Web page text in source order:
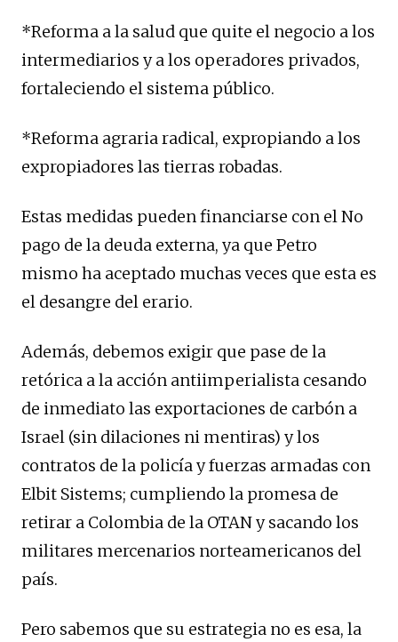
*Reforma a la salud que quite el negocio a los
intermediarios y a los operadores privados,
fortaleciendo el sistema público.
*Reforma agraria radical, expropiando a los
expropiadores las tierras robadas.
Estas medidas pueden financiarse con el No
pago de la deuda externa, ya que Petro
mismo ha aceptado muchas veces que esta es
el desangre del erario.
Además, debemos exigir que pase de la
retórica a la acción antiimperialista cesando
de inmediato las exportaciones de carbón a
Israel (sin dilaciones ni mentiras) y los
contratos de la policía y fuerzas armadas con
Elbit Sistems; cumpliendo la promesa de
retirar a Colombia de la OTAN y sacando los
militares mercenarios norteamericanos del
país.
Pero sabemos que su estrategia no es esa, la